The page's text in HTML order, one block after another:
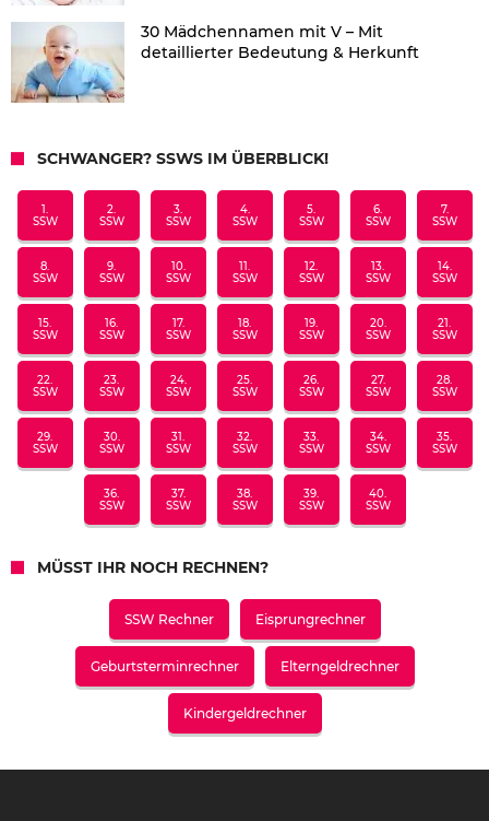
30 Mädchennamen mit V – Mit
detaillierter Bedeutung & Herkunft
SCHWANGER? SSWS IM ÜBERBLICK!
1.
SSW
2.
SSW
3.
SSW
4.
SSW
5.
SSW
6.
SSW
7.
SSW
8.
SSW
9.
SSW
10.
SSW
11.
SSW
12.
SSW
13.
SSW
14.
SSW
15.
SSW
16.
SSW
17.
SSW
18.
SSW
19.
SSW
20.
SSW
21.
SSW
22.
SSW
23.
SSW
24.
SSW
25.
SSW
26.
SSW
27.
SSW
28.
SSW
29.
SSW
30.
SSW
31.
SSW
32.
SSW
33.
SSW
34.
SSW
35.
SSW
36.
SSW
37.
SSW
38.
SSW
39.
SSW
40.
SSW
MÜSST IHR NOCH RECHNEN?
SSW Rechner Eisprungrechner
Geburtsterminrechner Elterngeldrechner
Kindergeldrechner